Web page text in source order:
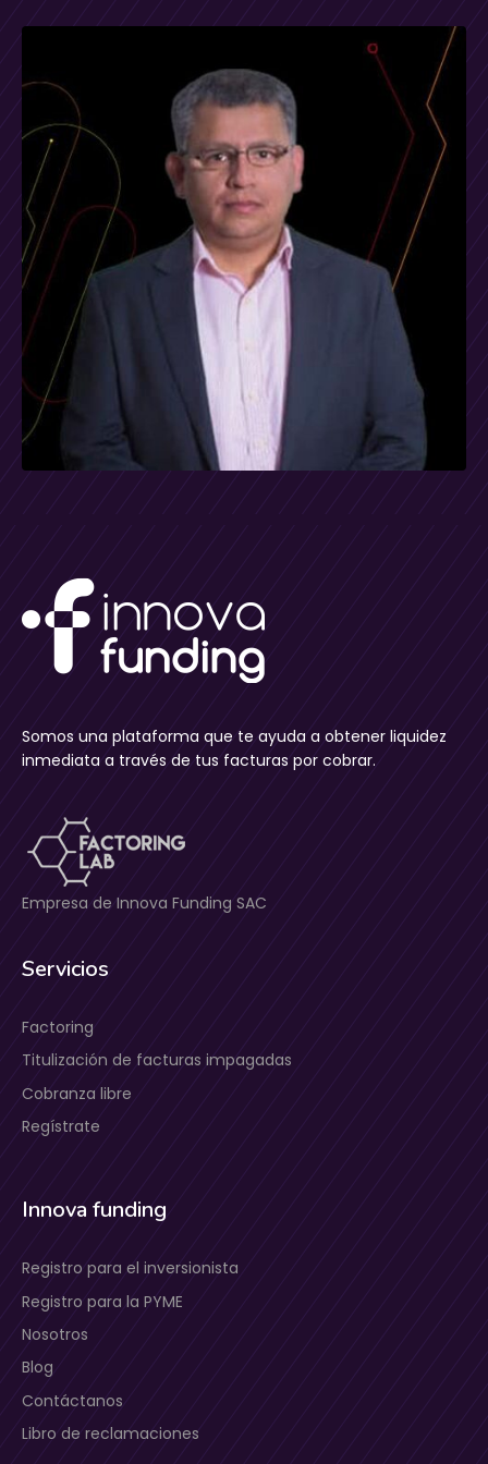
Somos una plataforma que te ayuda a obtener liquidez
inmediata a través de tus facturas por cobrar.
Empresa de Innova Funding SAC
Servicios
Factoring
Titulización de facturas impagadas
Cobranza libre
Regístrate
Innova funding
Registro para el inversionista
Registro para la PYME
Nosotros
Blog
Contáctanos
Libro de reclamaciones